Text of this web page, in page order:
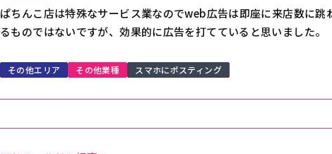
ぱちんこ店は特殊なサービス業なのでweb広告は即座に来店数に跳
るものではないですが、効果的に広告を打てていると思いました。
その他エリア その他業種 スマホにポスティング